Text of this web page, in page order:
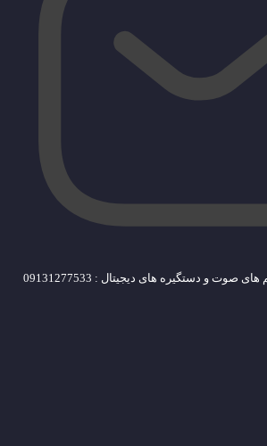
و دستگیره های دیجیتال : 09131277533